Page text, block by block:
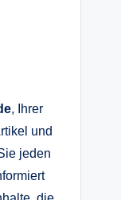
, Ihrer
und
jeden